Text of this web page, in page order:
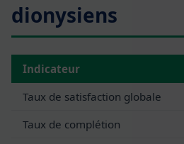
dionysiens
Indicateur
Taux de satisfaction globale
Taux de complétion